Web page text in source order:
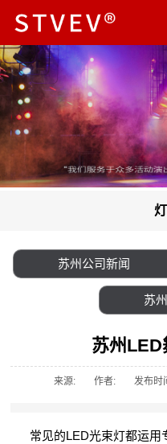
苏州公司新闻
苏
苏州
来源: 作者: 发布时
常见的LED光束灯都运用